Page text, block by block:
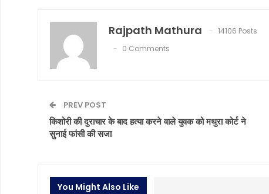
Rajpath Mathura
14106 Posts
0 Comments
PREV POST
किशोरी की दुराचार के बाद हत्या करने वाले युवक को मथुरा कोर्ट ने
सुनाई फांसी की सजा
You Might Also Like